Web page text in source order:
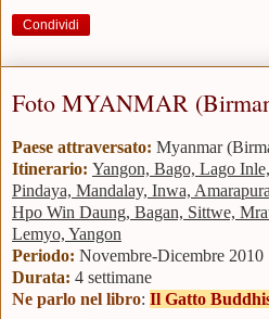
Condividi
Foto MYANMAR
Paese attraversato: Myanmar
Itinerario: Yangon, Bago, Lago
Pindaya, Mandalay, Inwa,
Hpo Win Daung, Bagan, Sittwe,
Lemyo, Yangon
Periodo: Novembre-Dicembre 2010
Durata: 4 settimane
Ne parlo nel libro: Il Gatto